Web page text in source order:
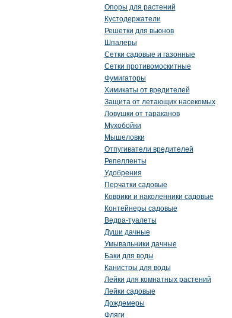
Опоры для растений
Кустодержатели
Решетки для вьюнов
Шпалеры
Сетки садовые и газонные
Сетки противомоскитные
Фумигаторы
Химикаты от вредителей
Защита от летающих насекомых
Ловушки от тараканов
Мухобойки
Мышеловки
Отпугиватели вредителей
Репелленты
Удобрения
Перчатки садовые
Коврики и наколенники садовые
Контейнеры садовые
Ведра-туалеты
Души дачные
Умывальники дачные
Баки для воды
Канистры для воды
Лейки для комнатных растений
Лейки садовые
Дождемеры
Фляги